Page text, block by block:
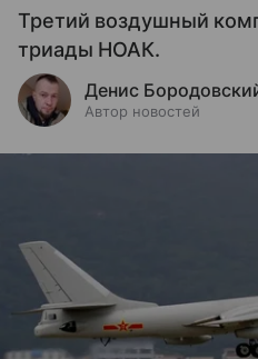
Третий воздушный
триады НОАК.
Денис
Автор новостей